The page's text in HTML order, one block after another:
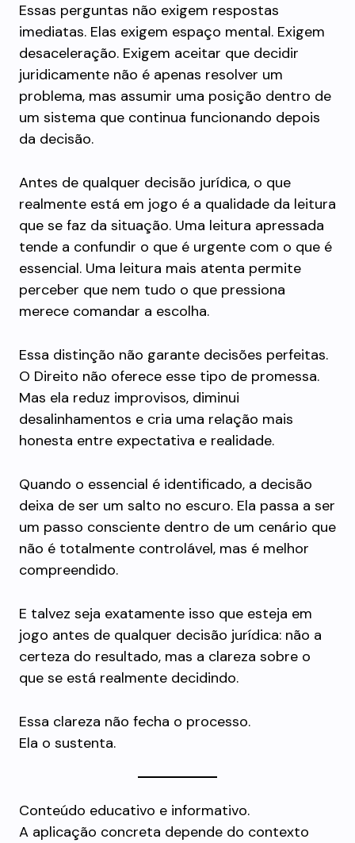
Essas perguntas não exigem respostas
imediatas. Elas exigem espaço mental. Exigem
desaceleração. Exigem aceitar que decidir
juridicamente não é apenas resolver um
problema, mas assumir uma posição dentro de
um sistema que continua funcionando depois
da decisão.
Antes de qualquer decisão jurídica, o que
realmente está em jogo é a qualidade da leitura
que se faz da situação. Uma leitura apressada
tende a confundir o que é urgente com o que é
essencial. Uma leitura mais atenta permite
perceber que nem tudo o que pressiona
merece comandar a escolha.
Essa distinção não garante decisões perfeitas.
O Direito não oferece esse tipo de promessa.
Mas ela reduz improvisos, diminui
desalinhamentos e cria uma relação mais
honesta entre expectativa e realidade.
Quando o essencial é identificado, a decisão
deixa de ser um salto no escuro. Ela passa a ser
um passo consciente dentro de um cenário que
não é totalmente controlável, mas é melhor
compreendido.
E talvez seja exatamente isso que esteja em
jogo antes de qualquer decisão jurídica: não a
certeza do resultado, mas a clareza sobre o
que se está realmente decidindo.
Essa clareza não fecha o processo.
Ela o sustenta.
Conteúdo educativo e informativo.
A aplicação concreta depende do contexto